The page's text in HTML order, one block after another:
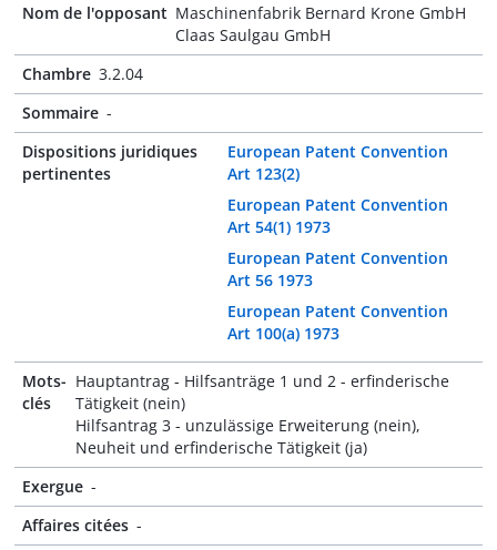
Nom de l'opposant Maschinenfabrik Bernard Krone GmbH
Claas Saulgau GmbH
Chambre 3.2.04
Sommaire -
Dispositions juridiques
pertinentes
European Patent Convention
Art 123(2)
European Patent Convention
Art 54(1) 1973
European Patent Convention
Art 56 1973
European Patent Convention
Art 100(a) 1973
Mots-
clés
Hauptantrag - Hilfsanträge 1 und 2 - erfinderische
Tätigkeit (nein)
Hilfsantrag 3 - unzulässige Erweiterung (nein),
Neuheit und erfinderische Tätigkeit (ja)
Exergue -
Affaires citées -